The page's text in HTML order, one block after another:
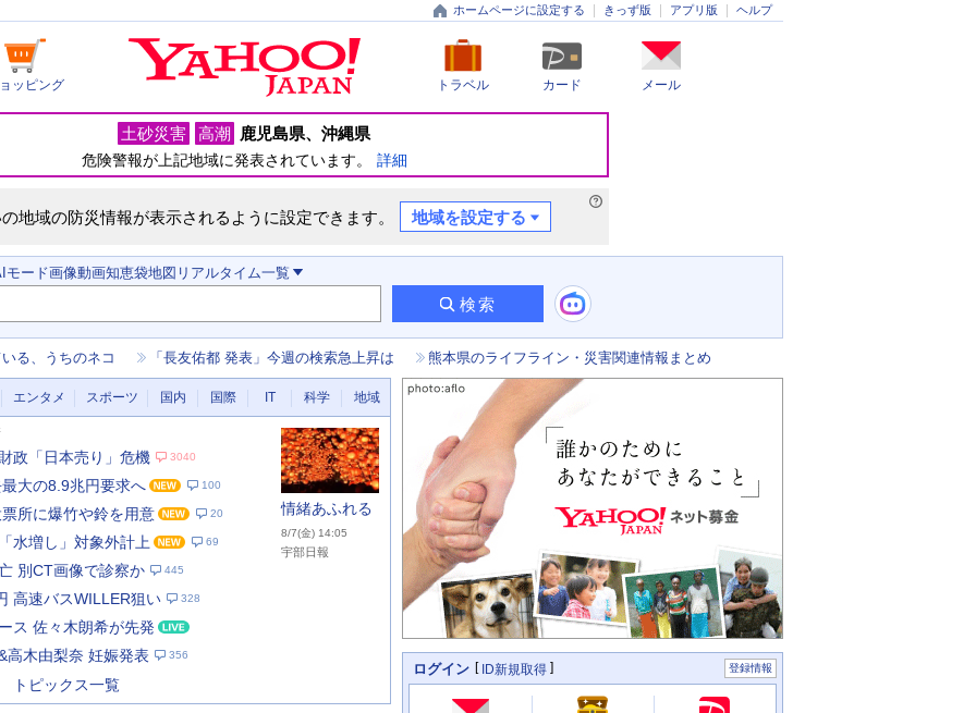
ホームページに設定する きっず版 アプリ版 ヘルプ
トラベル カード メール
ッピング
土砂災害 高潮 鹿児島県 沖縄県
危険警報が上記地域に発表されています。 詳細
地域の防災情報が表示されるように設定できます。 地域を設定する
モード画像動画知恵袋地図 リアルタイム一覧
検索
る、うちのネコ 「長友佑都 発表」今週の検索急上昇は 熊本県のライフライン・災害関連情報まとめ
エンタメ スポーツ 国内 国際 IT 科学 地域
政「日本売り」危機 3040
大の8.9兆円要求へ 100
所に爆竹や鈴を用意 20
水増し」対象外計上 69
別CT画像で診察か 445
高速バスWILLER狙い 328
ス 佐々木朗希が先発
高木由梨奈 妊娠発表
356
情緒あふれる
8/7(金) 14:05
宇部日報
トピックス一覧
個
人
ログイン ID新規取得 登録情報
あ
た
の
ス